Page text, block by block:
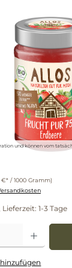
und können vom
€* / 1000 Gramm)
1-3 Tage
gewünschten Wert